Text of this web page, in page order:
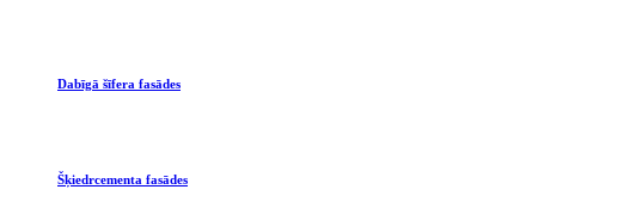
Dabīgā šīfera fasādes
Šķiedrcementa fasādes